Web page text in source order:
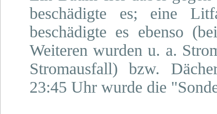
beschädigte es; eine
beschädigte es ebenso
Weiteren wurden u. a.
Stromausfall) bzw.
23:45 Uhr wurde die